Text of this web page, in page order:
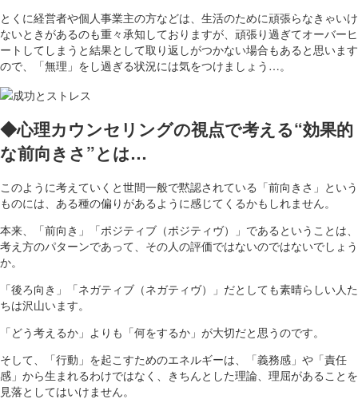
とくに経営者や個人事業主の方などは、生活のために頑張らなきゃいけ
ないときがあるのも重々承知しておりますが、頑張り過ぎてオーバーヒ
ートしてしまうと結果として取り返しがつかない場合もあると思います
ので、「無理」をし過ぎる状況には気をつけましょう…。
◆心理カウンセリングの視点で考える“効果的
な前向きさ”とは…
このように考えていくと世間一般で黙認されている「前向きさ」という
ものには、ある種の偏りがあるように感じてくるかもしれません。
本来、「前向き」「ポジティブ（ポジティヴ）」であるということは、
考え方のパターンであって、その人の評価ではないのではないでしょう
か。
「後ろ向き」「ネガティブ（ネガティヴ）」だとしても素晴らしい人た
ちは沢山います。
「どう考えるか」よりも「何をするか」が大切だと思うのです。
そして、「行動」を起こすためのエネルギーは、「義務感」や「責任
感」から生まれるわけではなく、きちんとした理論、理屈があることを
見落としてはいけません。